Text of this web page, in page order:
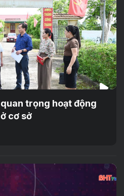
trọng hoạt động
cơ sở